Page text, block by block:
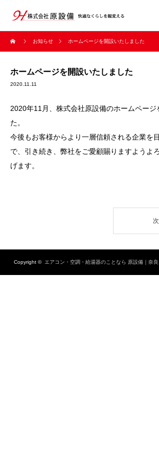
お知らせ ホームページを開設いたしました
ホームページを開設いたしました
2020.11.11
2020年11月、株式会社原設備のホームページ
た。
今後もお客様からより一層信頼される企業を
で、引き続き、弊社をご愛顧賜りますようよ
げます。
Copyright © エアコン・空調・給湯器のことなら 原設備｜奈